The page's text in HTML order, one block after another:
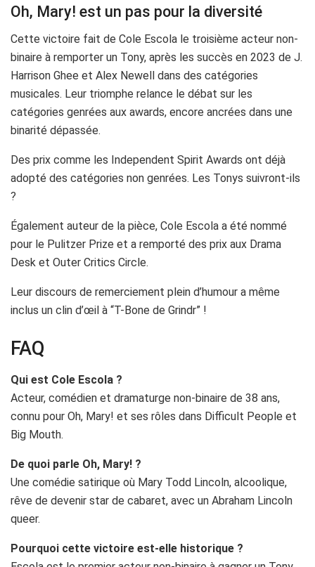
Oh, Mary! est un pas pour la diversité
Cette victoire fait de Cole Escola le troisième acteur non-
binaire à remporter un Tony, après les succès en 2023 de J.
Harrison Ghee et Alex Newell dans des catégories
musicales. Leur triomphe relance le débat sur les
catégories genrées aux awards, encore ancrées dans une
binarité dépassée.
Des prix comme les Independent Spirit Awards ont déjà
adopté des catégories non genrées. Les Tonys suivront-ils
?
Également auteur de la pièce, Cole Escola a été nommé
pour le Pulitzer Prize et a remporté des prix aux Drama
Desk et Outer Critics Circle.
Leur discours de remerciement plein d’humour a même
inclus un clin d’œil à “T-Bone de Grindr” !
FAQ
Qui est Cole Escola ?
Acteur, comédien et dramaturge non-binaire de 38 ans,
connu pour Oh, Mary! et ses rôles dans Difficult People et
Big Mouth.
De quoi parle Oh, Mary! ?
Une comédie satirique où Mary Todd Lincoln, alcoolique,
rêve de devenir star de cabaret, avec un Abraham Lincoln
queer.
Pourquoi cette victoire est-elle historique ?